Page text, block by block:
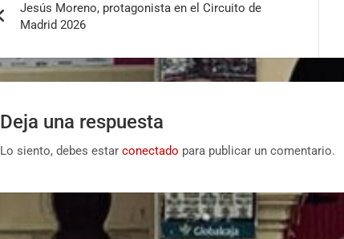
Jesús Moreno, protagonista en el Circuito de
Madrid 2026
Deja una respuesta
Lo siento, debes estarconectado para publicar un comentario.